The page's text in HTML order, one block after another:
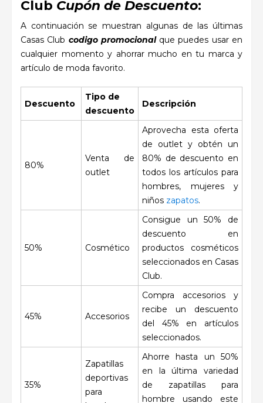
Club Cupón de Descuento:
A continuación se muestran algunas de las últimas
Casas Club codigo promocional que puedes usar en
cualquier momento y ahorrar mucho en tu marca y
artículo de moda favorito.
Descuento
Tipo de
descuento
Descripción
80%
Venta de
outlet
Aprovecha esta oferta
de outlet y obtén un
80% de descuento en
todos los artículos para
hombres, mujeres y
niños zapatos.
50% Cosmético
Consigue un 50% de
descuento en
productos cosméticos
seleccionados en Casas
Club.
45% Accesorios
Compra accesorios y
recibe un descuento
del 45% en artículos
seleccionados.
35%
Zapatillas
deportivas
para
Ahorre hasta un 50%
en la última variedad
de zapatillas para
hombre usando este